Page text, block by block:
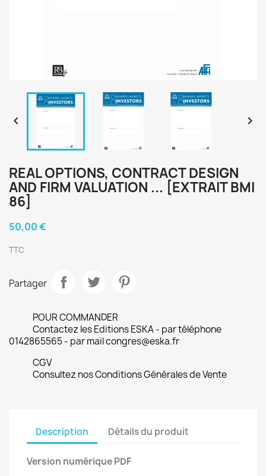
 
REAL OPTIONS, CONTRACT DESIGN
AND FIRM VALUATION ... [EXTRAIT BMI
86]
50,00 €
TTC
Partager
POUR COMMANDER
Contactez les Editions ESKA - par téléphone
0142865565 - par mail congres@eska.fr
CGV
Consultez nos Conditions Générales de Vente
Description Détails du produit
Version numérique PDF